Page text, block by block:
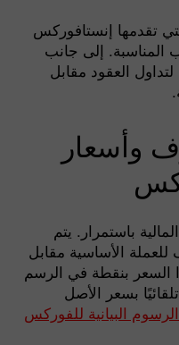
تقدمها إنستافوركس
المناسبة. إلى جانب
العقود مقابل
وأسعار
باستمرار. يتم
الأساسية مقابل
السعر بنقطة في الرسم
بسعر الأصل
الرسوم البيانية للفوركس